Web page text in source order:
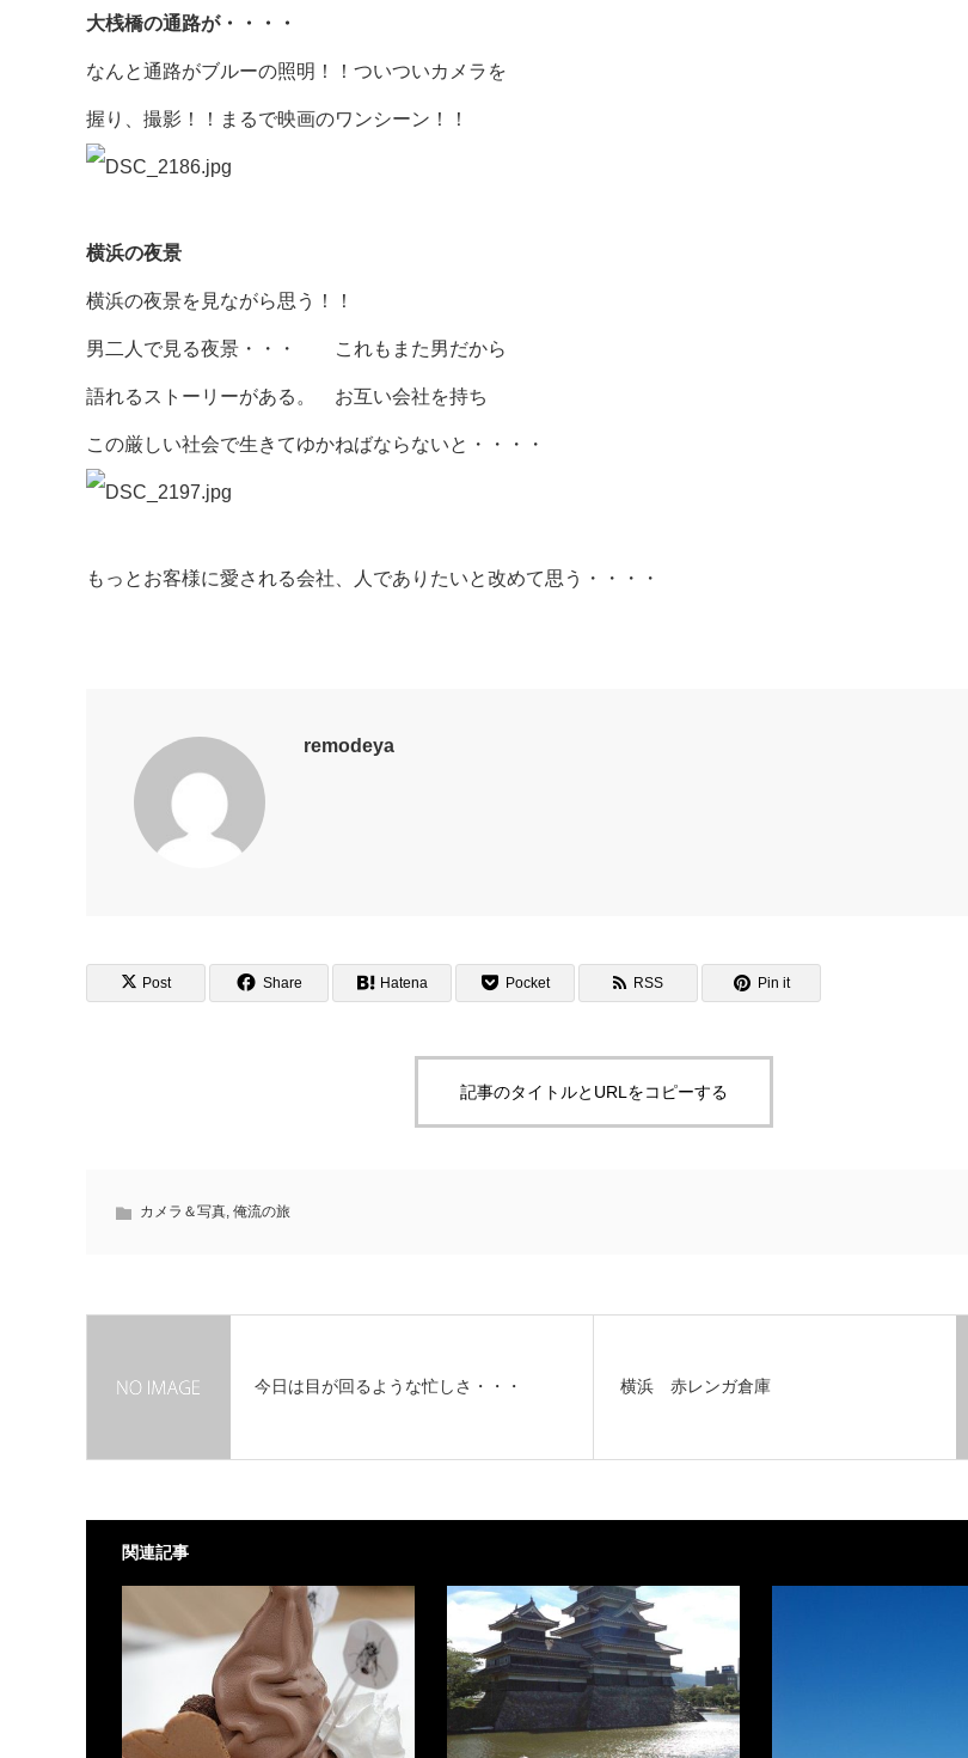
大桟橋の通路が・・・・
なんと通路がブルーの照明！！ついついカメラを
握り、撮影！！まるで映画のワンシーン！！
横浜の夜景
横浜の夜景を見ながら思う！！
男二人で見る夜景・・・ これもまた男だから
語れるストーリーがある。 お互い会社を持ち
この厳しい社会で生きてゆかねばならないと・・・・
もっとお客様に愛される会社、人でありたいと改めて思う・・・・
remodeya
Post Share Hatena Pocket RSS Pin it
記事のタイトルとURLをコピーする
カメラ＆写真, 俺流の旅
今日は目が回るような忙しさ・・・ 横浜 赤レンガ倉庫
関連記事